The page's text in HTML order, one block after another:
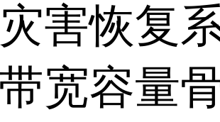
害恢复
宽容量